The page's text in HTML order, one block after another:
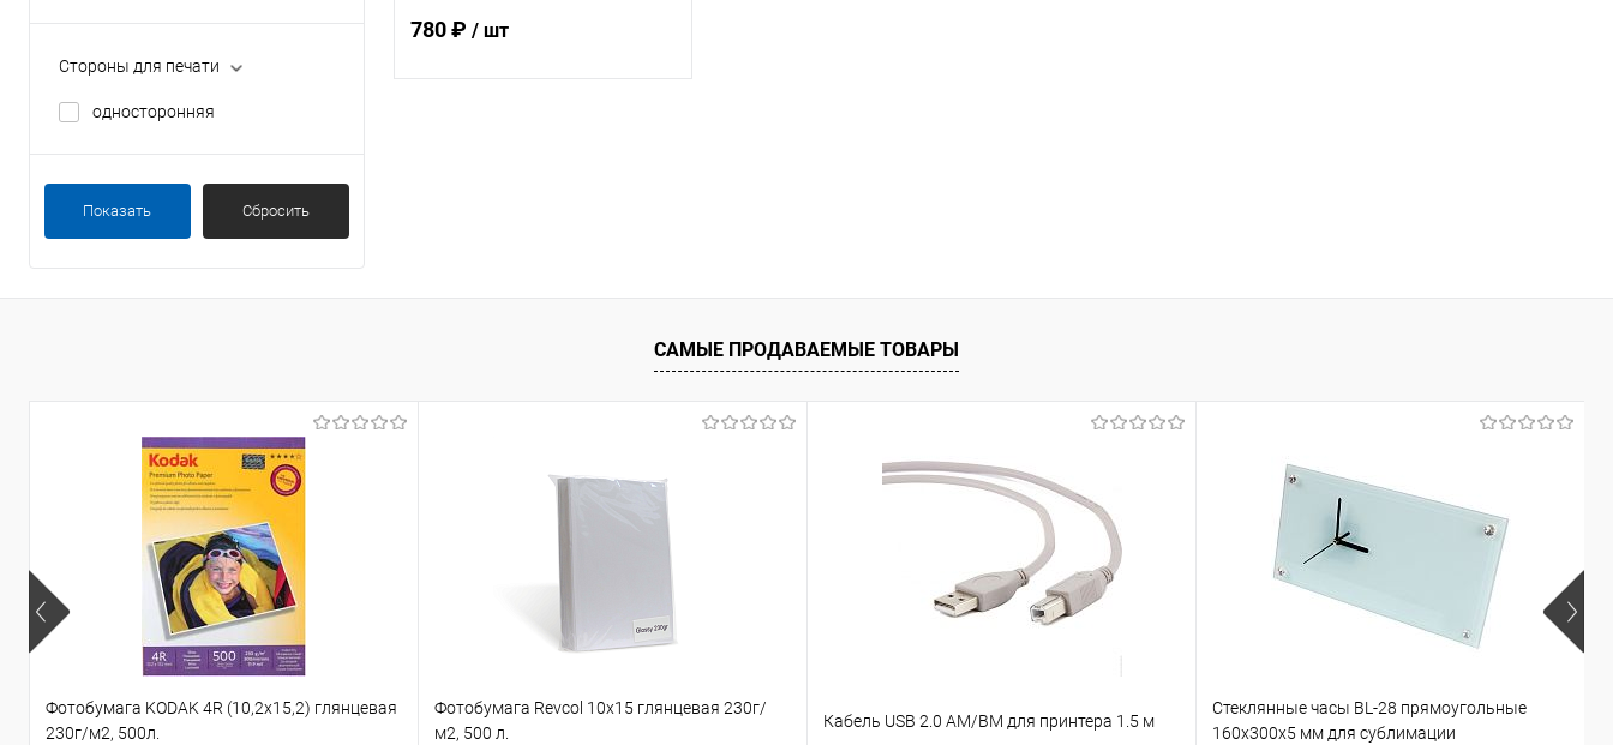
Стороны для печати
односторонняя
Показать Сбросить
780 ₽ / шт
САМЫЕ ПРОДАВАЕМЫЕ ТОВАРЫ
Фотобумага KODAK 4R (10,2х15,2) глянцевая
230г/м2, 500л.
Фотобумага Revcol 10х15 глянцевая 230г/
м2, 500 л.
Кабель USB 2.0 AM/BM для принтера 1.5 м
Стеклянные часы BL-28 прямоугольные
160х300х5 мм для сублимации